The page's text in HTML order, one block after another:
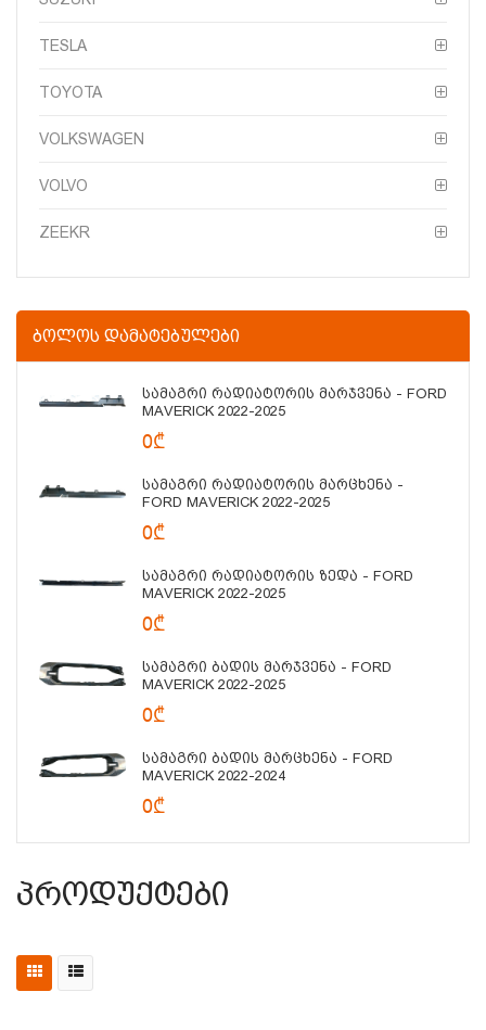
TESLA
TOYOTA
VOLKSWAGEN
VOLVO
ZEEKR
ᲑᲝᲚᲝᲡ ᲓᲐᲛᲐᲢᲔᲑᲣᲚᲔᲑᲘ
Სამაგრი Რადიატორის Მარჯვენა - FORD
MAVERICK 2022-2025
0₾
Სამაგრი Რადიატორის Მარცხენა -
FORD MAVERICK 2022-2025
0₾
Სამაგრი Რადიატორის Ზედა - FORD
MAVERICK 2022-2025
0₾
Სამაგრი Ბადის Მარჯვენა - FORD
MAVERICK 2022-2025
0₾
Სამაგრი Ბადის Მარცხენა - FORD
MAVERICK 2022-2024
0₾
Პროდუქტები